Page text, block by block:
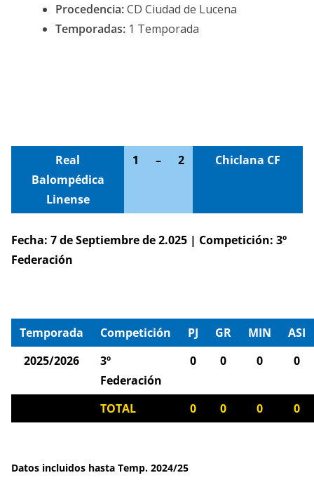
Procedencia:CD Ciudad de Lucena
Temporadas: 1 Temporada
Real
Balompédica
Linense
1 – 2 Chiclana CF
Fecha: 7 de Septiembre de 2.025 | Competición: 3º
Federación
Temporada Competición PJ GR MIN
ASI
2025/2026
3º
Federación
0 0 0 0
TOTAL 0 0 0 0
Datos incluidos hasta Temp. 2024/25